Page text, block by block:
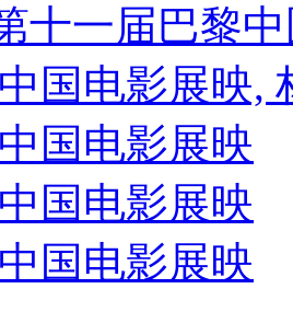
十一届巴黎
国电影展映,
国电影展映
国电影展映
国电影展映